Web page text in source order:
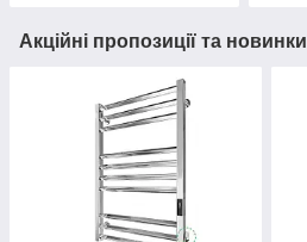
Акційні пропозиції та новинки